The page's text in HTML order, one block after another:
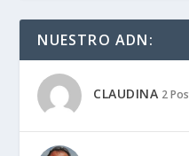
NUESTRO ADN:
CLAUDINA 2